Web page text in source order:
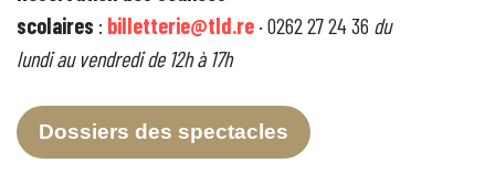
scolaires : billetterie@tld.re · 0262 27 24 36 du
lundi au vendredi de 12h à 17h
Dossiers des spectacles